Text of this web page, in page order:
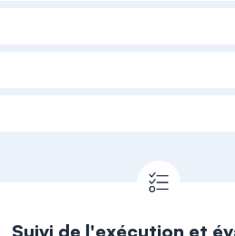
Suivi de l'exécution et